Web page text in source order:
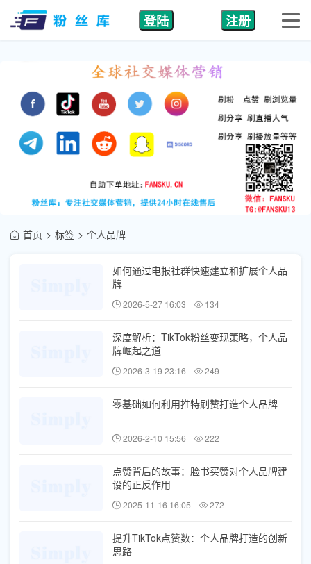
登陆 注册
首页 标签 个人品牌
如何通过电报社群快速建立和扩展个人品
牌
2026-5-27 16:03 134
深度解析：TikTok粉丝变现策略，个人品
牌崛起之道
2026-3-19 23:16 249
零基础如何利用推特刷赞打造个人品牌
2026-2-10 15:56 222
点赞背后的故事：脸书买赞对个人品牌建
设的正反作用
2025-11-16 16:05 272
提升TikTok点赞数：个人品牌打造的创新
思路